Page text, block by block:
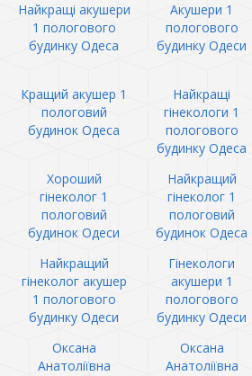
Найкращі акушери
1 пологового
будинку Одеса
Акушери 1
пологового
будинку Одеси
Кращий акушер 1
пологовий
будинок Одеса
Найкращі
гінекологи 1
пологового
будинку Одеса
Хороший
гінеколог 1
пологовий
будинок Одеси
Найкращий
гінеколог 1
пологовий
будинок Одеса
Найкращий
гінеколог акушер
1 пологового
будинку Одеси
Гінекологи
акушери 1
пологового
будинку Одеси
Оксана
Анатоліївна
Оксана
Анатоліївна